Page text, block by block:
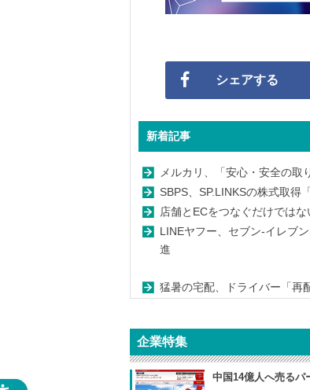
シェアする
新着記事
メルカリ、「安心・安全の取
SBPS、SP.LINKSの株式取得
店舗とECをつなぐだけでは
LINEヤフー、セブン-イレブ
進
猛暑の宅配、ドライバー「
企業特集
中国14億人へ売るパ